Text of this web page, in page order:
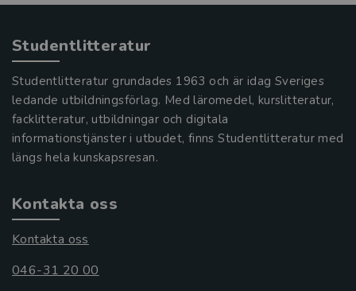
Studentlitteratur
Studentlitteratur grundades 1963 och är idag Sveriges
ledande utbildningsförlag. Med läromedel, kurslitteratur,
facklitteratur, utbildningar och digitala
informationstjänster i utbudet, finns Studentlitteratur med
längs hela kunskapsresan.
Kontakta oss
Kontakta oss
046-31 20 00